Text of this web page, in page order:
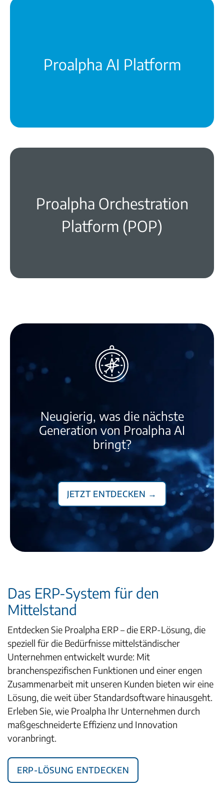
Proalpha AI Platform
mehr erfahren
Proalpha Orchestration
Platform (POP)
mehr erfahren
Neugierig, was die nächste
Generation von Proalpha AI
bringt?
Jetzt entdecken →
Das ERP-System für den
Mittelstand
Entdecken Sie Proalpha ERP – die ERP-Lösung, die
speziell für die Bedürfnisse mittelständischer
Unternehmen entwickelt wurde: Mit
branchenspezifischen Funktionen und einer engen
Zusammenarbeit mit unseren Kunden bieten wir eine
Lösung, die weit über Standardsoftware hinausgeht.
Erleben Sie, wie Proalpha Ihr Unternehmen durch
maßgeschneiderte Effizienz und Innovation
voranbringt.
ERP-Lösung entdecken